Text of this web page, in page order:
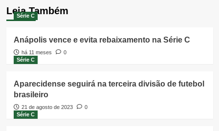
Leia Também
Série C
Anápolis vence e evita rebaixamento na Série C
há 11 meses
0
Série C
Aparecidense seguirá na terceira divisão de futebol
brasileiro
21 de agosto de 2023
0
Série C